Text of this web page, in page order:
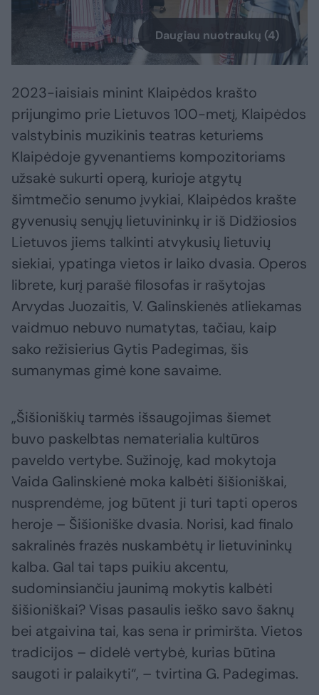
Daugiau nuotraukų (4)
2023-iaisiais minint Klaipėdos krašto
prijungimo prie Lietuvos 100-metį, Klaipėdos
valstybinis muzikinis teatras keturiems
Klaipėdoje gyvenantiems kompozitoriams
užsakė sukurti operą, kurioje atgytų
šimtmečio senumo įvykiai, Klaipėdos krašte
gyvenusių senųjų lietuvininkų ir iš Didžiosios
Lietuvos jiems talkinti atvykusių lietuvių
siekiai, ypatinga vietos ir laiko dvasia. Operos
librete, kurį parašė filosofas ir rašytojas
Arvydas Juozaitis, V. Galinskienės atliekamas
vaidmuo nebuvo numatytas, tačiau, kaip
sako režisierius Gytis Padegimas, šis
sumanymas gimė kone savaime.
„Šišioniškių tarmės išsaugojimas šiemet
buvo paskelbtas nematerialia kultūros
paveldo vertybe. Sužinoję, kad mokytoja
Vaida Galinskienė moka kalbėti šišioniškai,
nusprendėme, jog būtent ji turi tapti operos
heroje – Šišioniške dvasia. Norisi, kad finalo
sakralinės frazės nuskambėtų ir lietuvininkų
kalba. Gal tai taps puikiu akcentu,
sudominsiančiu jaunimą mokytis kalbėti
šišioniškai? Visas pasaulis ieško savo šaknų
bei atgaivina tai, kas sena ir primiršta. Vietos
tradicijos – didelė vertybė, kurias būtina
saugoti ir palaikyti“, – tvirtina G. Padegimas.